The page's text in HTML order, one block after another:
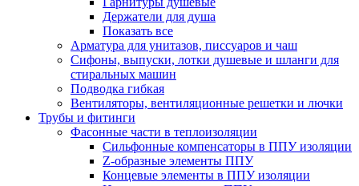
Держатели для душа
Показать все
Арматура для унитазов, писсуаров и чаш
Сифоны, выпуски, лотки душевые и шланги для
стиральных машин
Подводка гибкая
Вентиляторы, вентиляционные решетки и лючки
Трубы и фитинги
Фасонные части в теплоизоляции
Cильфонные компенсаторы в ППУ изоляции
Z-образные элементы ППУ
Концевые элементы в ППУ изоляции